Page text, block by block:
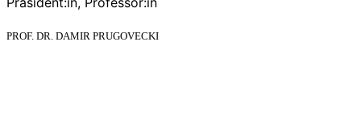
PROF. DR. DAMIR PRUGOVECKI